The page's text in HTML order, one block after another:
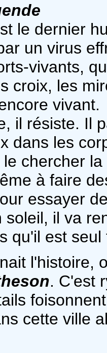
le dernier
un virus
vivants,
croix, les
vivant.
il résiste. Il
dans les
chercher
à faire
essayer
soleil, il va
qu'il est
l'histoire,
. C'est
cette ville